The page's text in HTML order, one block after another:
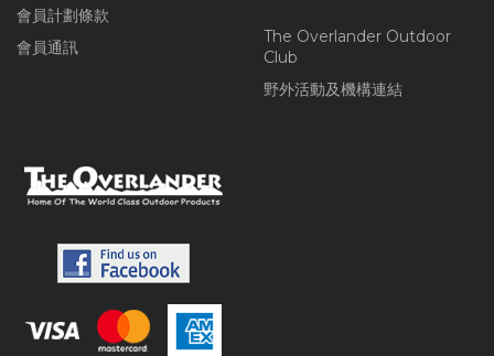
會員計劃條款
會員通訊
The Overlander Outdoor
Club
野外活動及機構連結